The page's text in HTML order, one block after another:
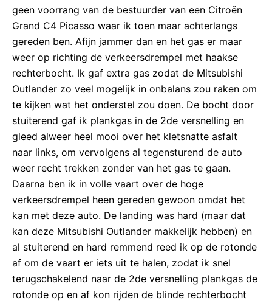
geen voorrang van de bestuurder van een Citroën
Grand C4 Picasso waar ik toen maar achterlangs
gereden ben. Afijn jammer dan en het gas er maar
weer op richting de verkeersdrempel met haakse
rechterbocht. Ik gaf extra gas zodat de Mitsubishi
Outlander zo veel mogelijk in onbalans zou raken om
te kijken wat het onderstel zou doen. De bocht door
stuiterend gaf ik plankgas in de 2de versnelling en
gleed alweer heel mooi over het kletsnatte asfalt
naar links, om vervolgens al tegensturend de auto
weer recht trekken zonder van het gas te gaan.
Daarna ben ik in volle vaart over de hoge
verkeersdrempel heen gereden gewoon omdat het
kan met deze auto. De landing was hard (maar dat
kan deze Mitsubishi Outlander makkelijk hebben) en
al stuiterend en hard remmend reed ik op de rotonde
af om de vaart er iets uit te halen, zodat ik snel
terugschakelend naar de 2de versnelling plankgas de
rotonde op en af kon rijden de blinde rechterbocht